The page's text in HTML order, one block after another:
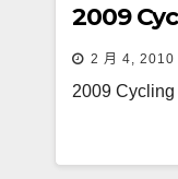
2009
2 月 4, 2010
2009